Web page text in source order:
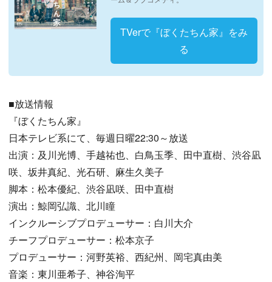
TVerで『ぼくたちん家』をみ
る
■放送情報
『ぼくたちん家』
日本テレビ系にて、毎週日曜22:30～放送
出演：及川光博、手越祐也、白鳥玉季、田中直樹、渋谷凪
咲、坂井真紀、光石研、麻生久美子
脚本：松本優紀、渋谷凪咲、田中直樹
演出：鯨岡弘識、北川瞳
インクルーシブプロデューサー：白川大介
チーフプロデューサー：松本京子
プロデューサー：河野英裕、西紀州、岡宅真由美
音楽：東川亜希子、神谷洵平